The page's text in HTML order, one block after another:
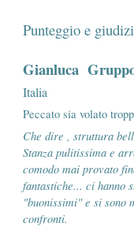
Punteggio e
Gianluca
Italia
Peccato sia volato
Che dire , struttura
Stanza pulitissima e
comodo mai provato
fantastiche... ci hanno
"buonissimi" e si sono
confronti.